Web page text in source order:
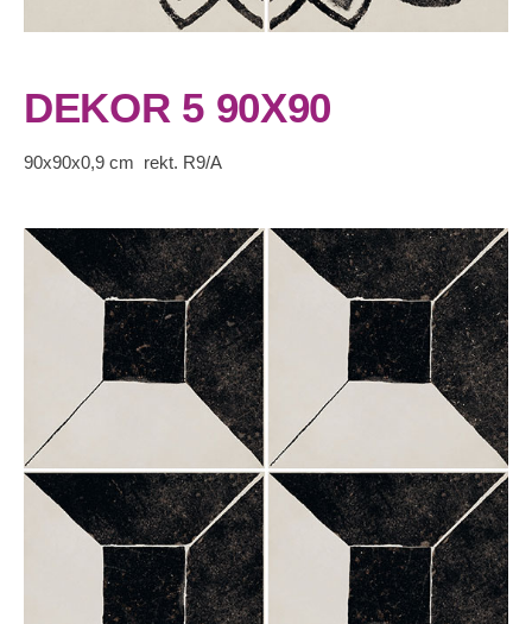
DEKOR 5 90X90
90x90x0,9 cm rekt. R9/A